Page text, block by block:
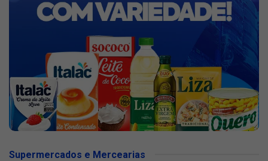
Supermercados e Mercearias